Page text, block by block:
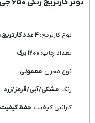
تونر کارتریج رنگی ۶۵۰ جی اند بی مناسب پرینتر hp
نوع کارتریج:
تعداد چاپ:
نوع مخزن:معمولی
رنگ:مشکی/آبی/قرمز/زرد
گارانتی کیفیت:حفظ کیفیت